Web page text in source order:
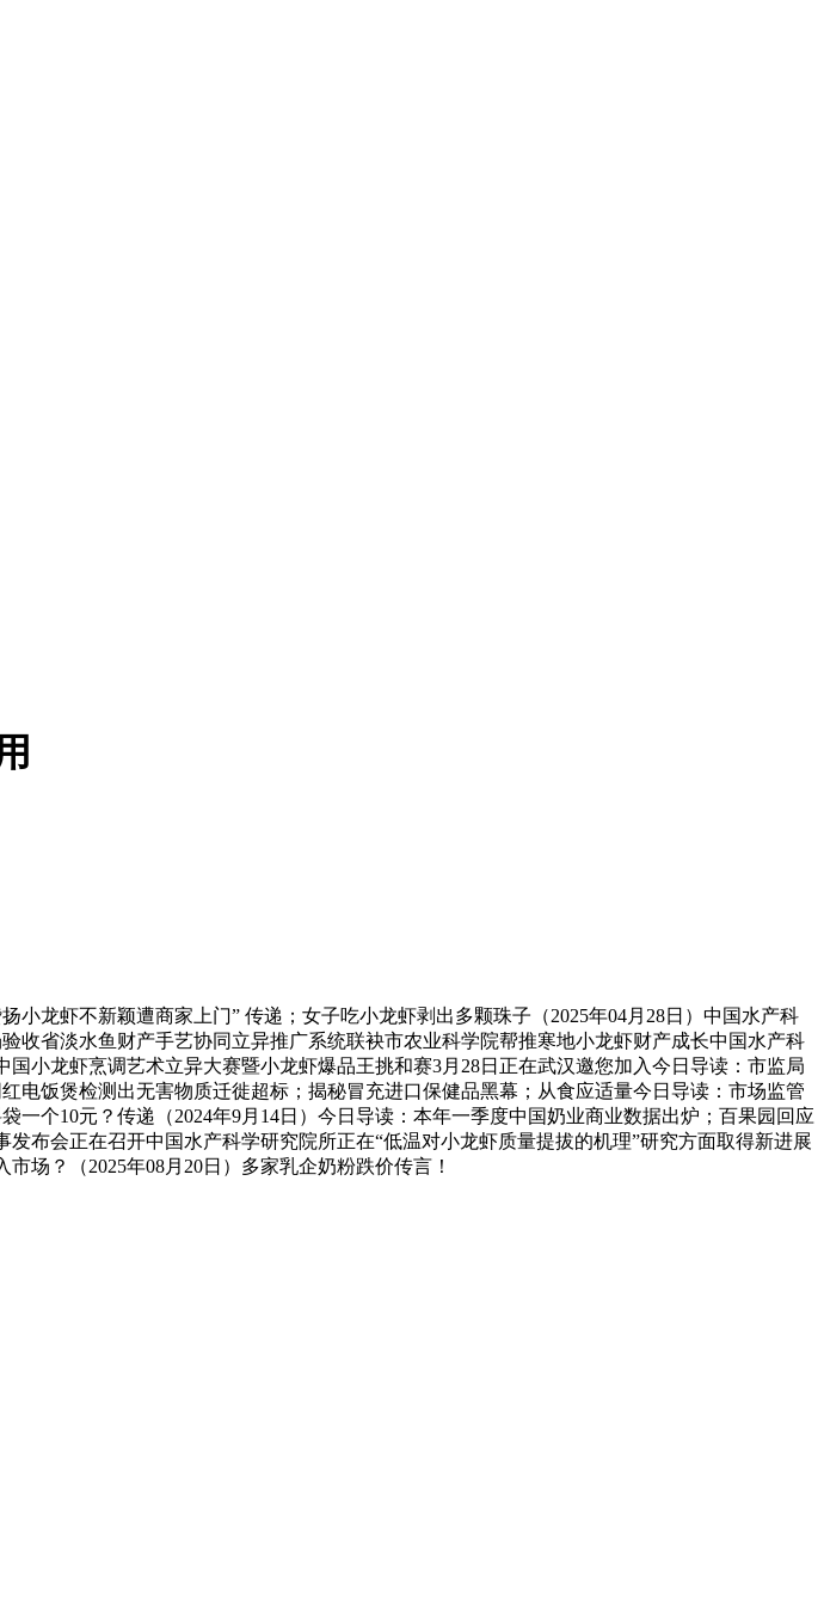
虾不新颖遭商家上门” 传递；女子吃小龙虾剥出多颗珠子（2025年04月28日）中国水产科
收省淡水鱼财产手艺协同立异推广系统联袂市农业科学院帮推寒地小龙虾财产成长中国水产科
小龙虾烹调艺术立异大赛暨小龙虾爆品王挑和赛3月28日正在武汉邀您加入今日导读：市监局
电饭煲检测出无害物质迁徙超标；揭秘冒充进口保健品黑幕；从食应适量今日导读：市场监管
个10元？传递（2024年9月14日）今日导读：本年一季度中国奶业商业数据出炉；百果园回应
布会正在召开中国水产科学研究院所正在“低温对小龙虾质量提拔的机理”研究方面取得新进展
场？（2025年08月20日）多家乳企奶粉跌价传言！